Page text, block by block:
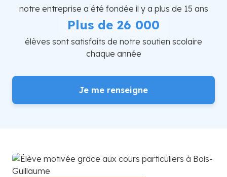
notre entreprise a été fondée il y a plus de 15 ans
Plus de 26 000
élèves sont satisfaits de notre soutien scolaire
chaque année
Je me renseigne